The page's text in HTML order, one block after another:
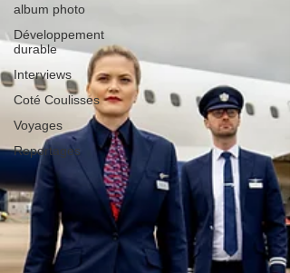
album photo
Développement
durable
Interviews
Coté Coulisses
Voyages
Reportages